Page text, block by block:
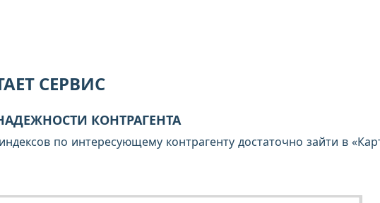
СЕРВИС
КОНТРАГЕНТА
по интересующему контрагенту достаточно зайти в